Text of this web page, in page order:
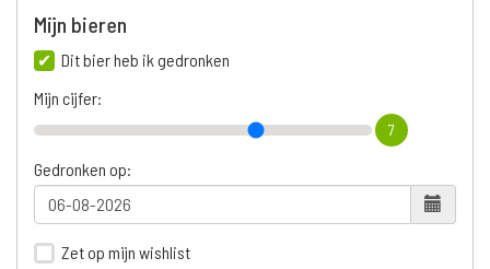
Mijn bieren
Dit bier heb ik gedronken
Mijn cijfer:
7
Gedronken op:
Zet op mijn wishlist